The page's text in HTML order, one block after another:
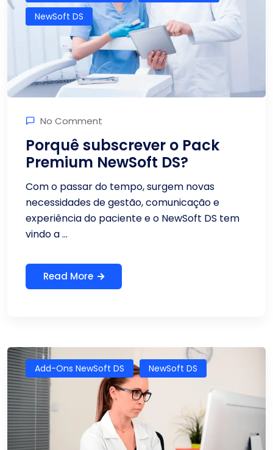
NewSoft DS
No Comment
Porquê subscrever o Pack
Premium NewSoft DS?
Com o passar do tempo, surgem novas
necessidades de gestão, comunicação e
experiência do paciente e o NewSoft DS tem
vindo a ...
Read More
Add-Ons NewSoft DS NewSoft DS